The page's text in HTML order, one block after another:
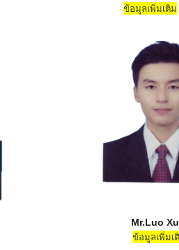
ข้อมูลเพิ่มเติม
ชา​เลิศ​ผล​ Mr.Luo
ข้อมูลเพิ่มเ